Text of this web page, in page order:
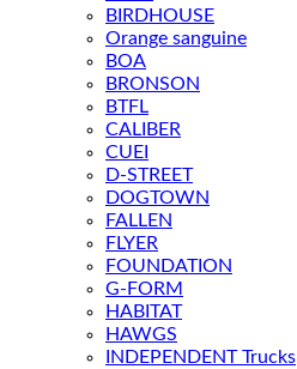
BIRDHOUSE
Orange sanguine
BOA
BRONSON
BTFL
CALIBER
CUEI
D-STREET
DOGTOWN
FALLEN
FLYER
FOUNDATION
G-FORM
HABITAT
HAWGS
INDEPENDENT Trucks